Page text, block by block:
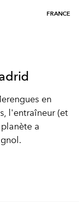
FRANCE
en
l'entraîneur (et
a